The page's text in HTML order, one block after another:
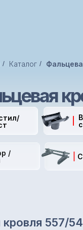
/ Каталог /
кровля
557/